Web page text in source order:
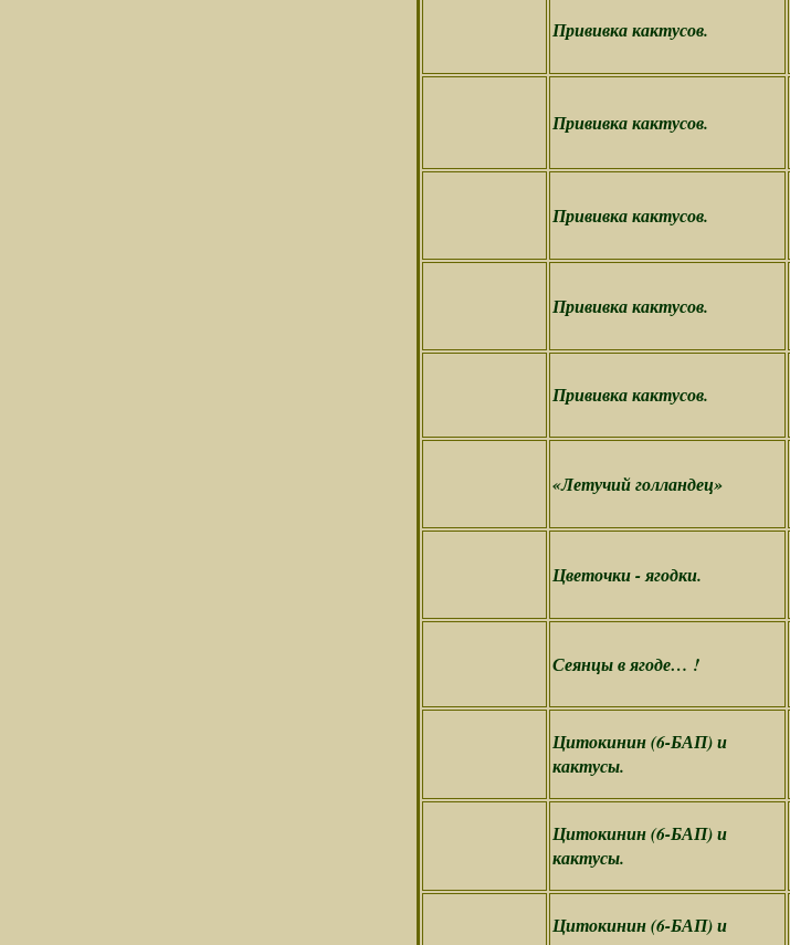
Прививка кактусов.
Прививка кактусов.
Прививка кактусов.
Прививка кактусов.
Прививка кактусов.
«Летучий голландец»
Цветочки - ягодки.
Сеянцы в ягоде… !
Цитокинин (6-БАП) и
кактусы.
Цитокинин (6-БАП) и
кактусы.
Цитокинин (6-БАП) и